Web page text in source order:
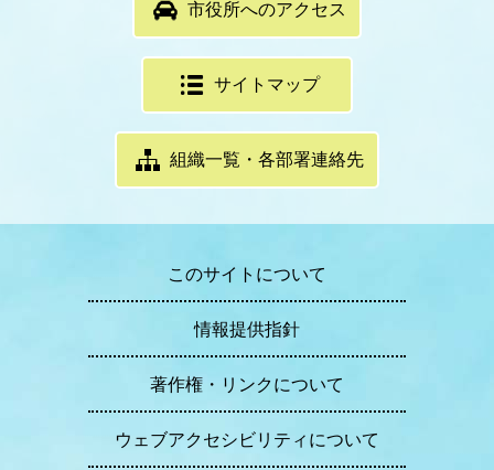
市役所へのアクセス
サイトマップ
組織一覧・各部署連絡先
このサイトについて
情報提供指針
著作権・リンクについて
ウェブアクセシビリティについて